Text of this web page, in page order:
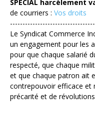
SPECIAL harcèlement
de courriers : Vos droits
Le Syndicat Commerce
un engagement pour les
pour que chaque salarié
respecté, que chaque
et que chaque patron ait
contrepouvoir efficace et
précarité et de